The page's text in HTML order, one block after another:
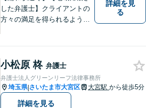
した弁護士】クライアントの
方々の満足を得られるよう最
応可能。【明確な料金体系】
法律トラブルでお悩みの方
は、どうぞお気軽にご相談く
ださい。
詳細を見
る
小松原 柊 弁護士
弁護士法人グリーンリーフ法律事務所
埼玉県|さいたま市大宮区 大宮駅 から徒歩5分
詳細を見る